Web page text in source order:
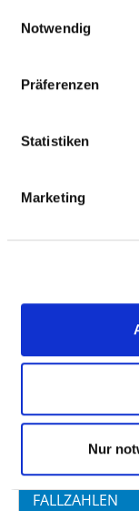
Notwendig
Präferenzen
Statistiken
Marketing
Nur
Dr. med. Anke
erbracht:
FALLZAHLEN